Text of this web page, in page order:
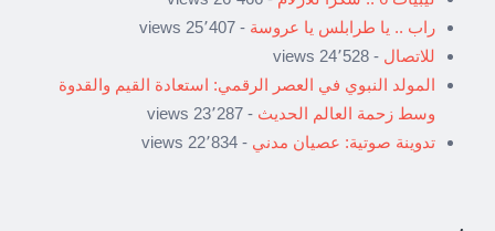
راب .. يا طرابلس يا عروسة - 25٬407 views
للاتصال - 24٬528 views
المولد النبوي في العصر الرقمي: استعادة القيم والقدوة
وسط زحمة العالم الحديث - 23٬287 views
تدوينة صوتية: عصيان مدني - 22٬834 views